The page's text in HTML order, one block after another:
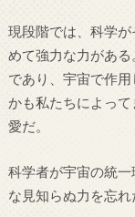
現段階では、科学
めて強力な力があ
であり、宇宙で作
かも私たちによっ
愛だ。
科学者が宇宙の統
な見知らぬ力を忘れ